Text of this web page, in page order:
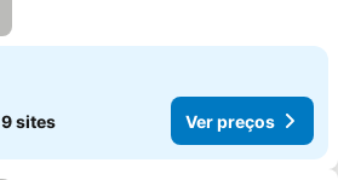
9 sites Ver preços